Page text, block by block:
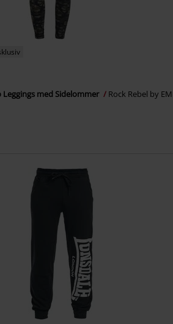
Leggings med Sidelommer
Rock Rebel by